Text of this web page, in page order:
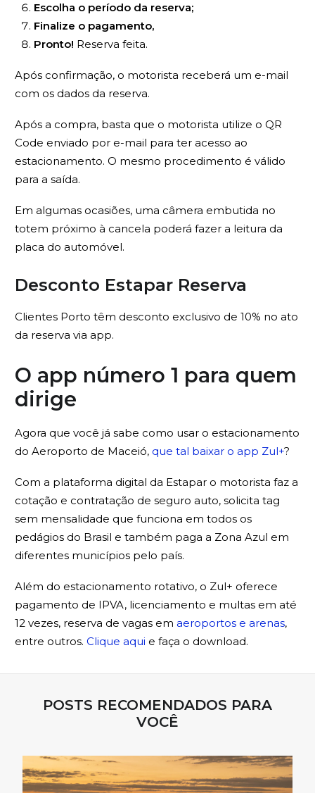
Escolha o período da reserva;
Finalize o pagamento,
Pronto! Reserva feita.
Após confirmação, o motorista receberá um e-mail
com os dados da reserva.
Após a compra, basta que o motorista utilize o QR
Code enviado por e-mail para ter acesso ao
estacionamento. O mesmo procedimento é válido
para a saída.
Em algumas ocasiões, uma câmera embutida no
totem próximo à cancela poderá fazer a leitura da
placa do automóvel.
Desconto Estapar Reserva
Clientes Porto têm desconto exclusivo de 10% no ato
da reserva via app.
O app número 1 para quem
dirige
Agora que você já sabe como usar o estacionamento
do Aeroporto de Maceió, que tal baixar o app Zul+?
Com a plataforma digital da Estapar o motorista faz a
cotação e contratação de seguro auto, solicita tag
sem mensalidade que funciona em todos os
pedágios do Brasil e também paga a Zona Azul em
diferentes municípios pelo país.
Além do estacionamento rotativo, o Zul+ oferece
pagamento de IPVA, licenciamento e multas em até
12 vezes, reserva de vagas em aeroportos e arenas,
entre outros. Clique aqui e faça o download.
POSTS RECOMENDADOS PARA
VOCÊ